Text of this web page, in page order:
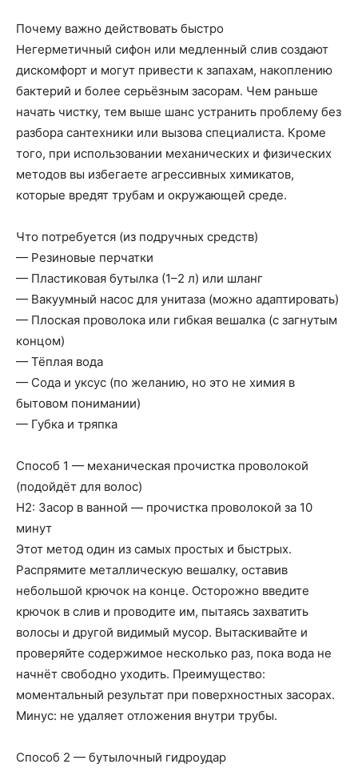
Почему важно действовать быстро
Негерметичный сифон или медленный слив создают
дискомфорт и могут привести к запахам, накоплению
бактерий и более серьёзным засорам. Чем раньше
начать чистку, тем выше шанс устранить проблему без
разбора сантехники или вызова специалиста. Кроме
того, при использовании механических и физических
методов вы избегаете агрессивных химикатов,
которые вредят трубам и окружающей среде.
Что потребуется (из подручных средств)
— Резиновые перчатки
— Пластиковая бутылка (1–2 л) или шланг
— Вакуумный насос для унитаза (можно адаптировать)
— Плоская проволока или гибкая вешалка (с загнутым
концом)
— Тёплая вода
— Сода и уксус (по желанию, но это не химия в
бытовом понимании)
— Губка и тряпка
Способ 1 — механическая прочистка проволокой
(подойдёт для волос)
H2: Засор в ванной — прочистка проволокой за 10
минут
Этот метод один из самых простых и быстрых.
Распрямите металлическую вешалку, оставив
небольшой крючок на конце. Осторожно введите
крючок в слив и проводите им, пытаясь захватить
волосы и другой видимый мусор. Вытаскивайте и
проверяйте содержимое несколько раз, пока вода не
начнёт свободно уходить. Преимущество:
моментальный результат при поверхностных засорах.
Минус: не удаляет отложения внутри трубы.
Способ 2 — бутылочный гидроудар